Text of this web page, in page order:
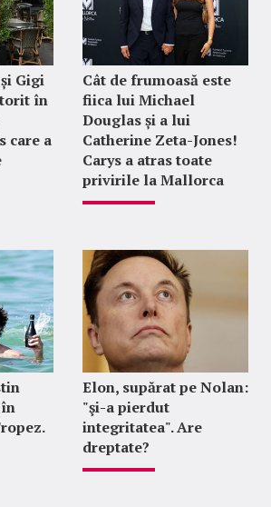
Gigi
în
care a
Cât de frumoasă este
fiica lui Michael
Douglas și a lui
Catherine Zeta-Jones!
Carys a atras toate
privirile la Mallorca
Elon, supărat pe Nolan:
"şi-a pierdut
integritatea". Are
dreptate?